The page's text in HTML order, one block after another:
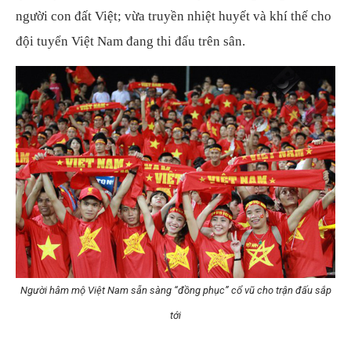
người con đất Việt; vừa truyền nhiệt huyết và khí thế cho
đội tuyển Việt Nam đang thi đấu trên sân.
Người hâm mộ Việt Nam sẵn sàng “đồng phục” cổ vũ cho trận đấu sắp
tới